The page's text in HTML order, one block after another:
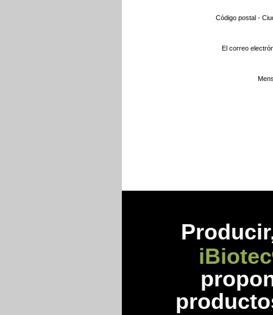
Código postal -
El correo
Prod
iBiotec